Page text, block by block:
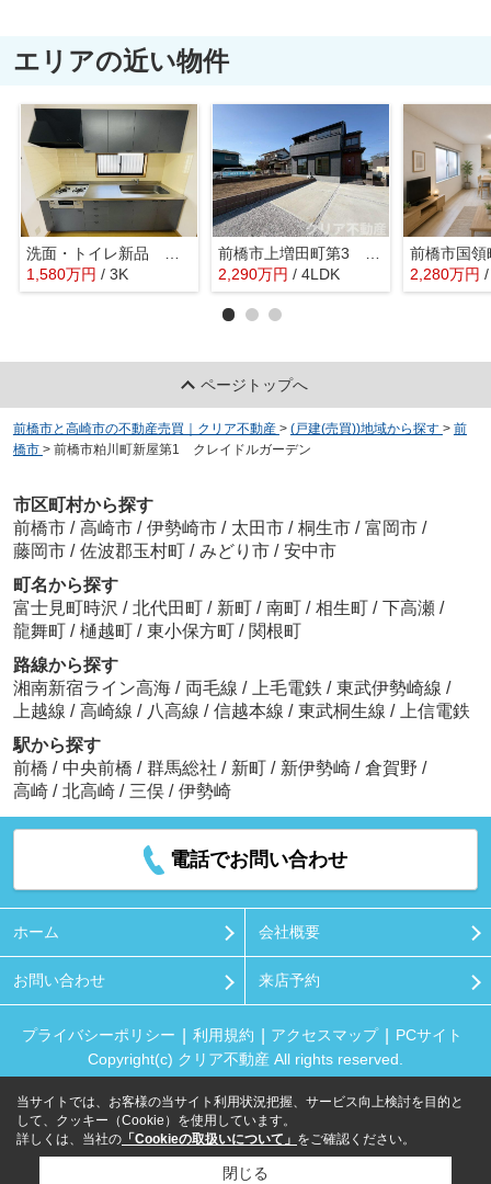
エリアの近い物件
1,580万円 / 3K
2,290万円 / 4LDK 2,280万円
ページトップへ
前橋市と高崎市の不動産売買｜クリア不動産 > (戸建(売買))地域から探す > 前
橋市 > 前橋市粕川町新屋第1 クレイドルガーデン
市区町村から探す
前橋市 / 高崎市 / 伊勢崎市 / 太田市 / 桐生市 / 富岡市 /
藤岡市 / 佐波郡玉村町 / みどり市 / 安中市
町名から探す
富士見町時沢 / 北代田町 / 新町 / 南町 / 相生町 / 下高瀬 /
龍舞町 / 樋越町 / 東小保方町 / 関根町
路線から探す
湘南新宿ライン高海 / 両毛線 / 上毛電鉄 / 東武伊勢崎線 /
上越線 / 高崎線 / 八高線 / 信越本線 / 東武桐生線 /
上信電鉄
駅から探す
前橋 / 中央前橋 / 群馬総社 / 新町 / 新伊勢崎 / 倉賀野 /
高崎 / 北高崎 / 三俣 / 伊勢崎
電話でお問い合わせ
ホーム 会社概要
お問い合わせ 来店予約
プライバシーポリシー 利用規約 アクセスマップ
PCサイト
Copyright(c) クリア不動産 All rights reserved.
当サイトでは、お客様の当サイト利用状況把握、サービス向上検討を目的と
して、クッキー（Cookie）を使用しています。
詳しくは、当社の 「Cookieの取扱いについて」 をご確認ください。
閉じる